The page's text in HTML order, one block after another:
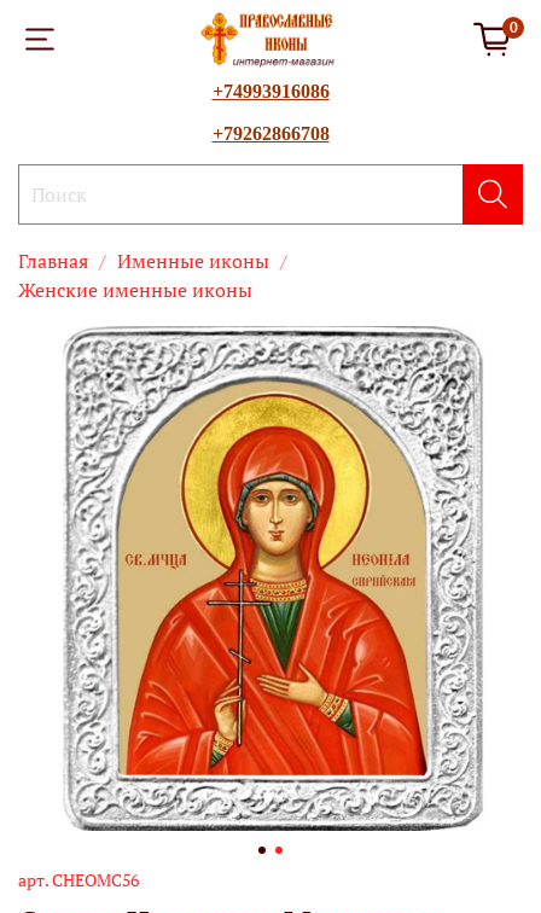
0
+74993916086
+79262866708
Главная
Именные иконы
Женские именные иконы
арт.СНЕОМС56